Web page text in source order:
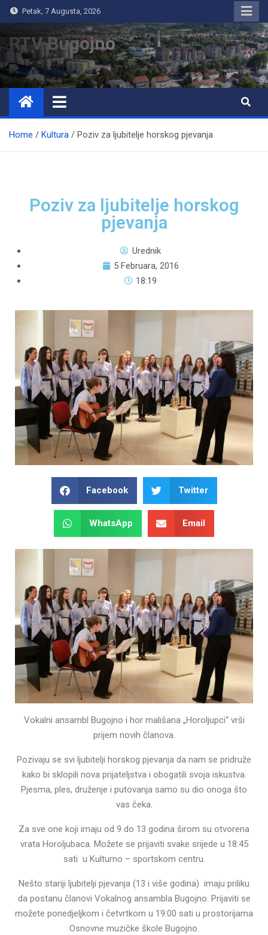
Petak, 7 Augusta, 2026
RTV Bugojno
Home Kultura Poziv za ljubitelje horskog pjevanja
Poziv za ljubitelje horskog
pjevanja
Urednik
5 Februara, 2016
18:19
Facebook Twitter
WhatsApp Email
Vokalni ansambl Bugojno i hor mališana „Horoljupci“ vrši
prijem novih članova.
Pozivaju se svi ljubitelji horskog pjevanja da nam se pridruže
kako bi sklopili nova prijateljstva i obogatili svoja iskustva.
Pjesma, ples, druženje i putovanja samo su dio onoga što
vas čeka.
Za sve one koji imaju od 9 do 13 godina širom su otvorena
vrata Horoljubaca. Možete se prijaviti svake srijede u 18:45
sati u Kulturno – sportskom centru.
Nešto stariji ljubitelji pjevanja (13 i više godina) imaju priliku
da postanu članovi Vokalnog ansambla Bugojno. Prijaviti se
možete ponedjeljkom i četvrtkom u 19:00 sati u prostorijama
Osnovne muzičke škole Bugojno.